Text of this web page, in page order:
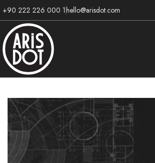
+90 222 226 000 1hello@arisdot.com